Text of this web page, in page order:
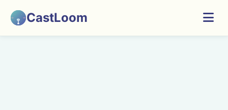
CastLoom